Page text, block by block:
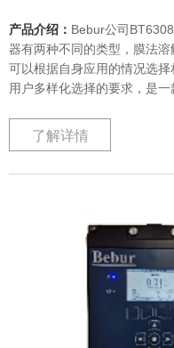
产品介绍： Bebur公司
器有两种不同的类型，膜法
可以根据自身应用的情况选
用户多样化选择的要求，是一
了解详情